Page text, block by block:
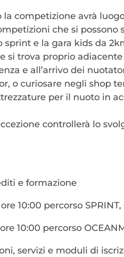
la competizione avrà
che si possono
sprint e la gara kids da
si trova proprio
e all’arrivo dei
o curiosare negli shop
per il nuoto in
controllerà lo
e formazione
10:00 percorso SPRINT,
10:00 percorso
servizi e moduli di